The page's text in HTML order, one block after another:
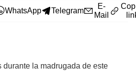
WhatsApp Telegram
E-
Mail
durante la madrugada de este